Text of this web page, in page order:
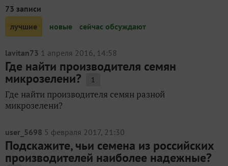
73 записи
лучшие
новые сейчас обсуждают
lavitan73 1 апреля 2016, 14:58
Где найти производителя семян
микрозелени? 1
Где найти производителя семян разной
микрозелени?
user_5698 5 февраля 2017, 21:30
Подскажите, чьи семена из российских
производителей наиболее надежные?